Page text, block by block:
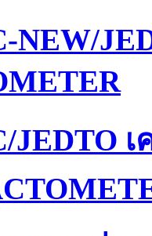
NEW/
JEDTO